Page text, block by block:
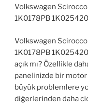
Volkswagen
1K0178PB
Volkswagen
1K0178PB
açık mı? Özellikle
panelinizde bir motor
büyük problemlere
diğerlerinden daha